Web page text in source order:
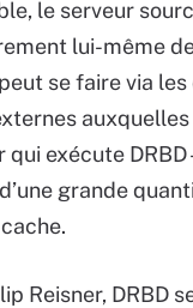
le serveur
lui-même
se faire via
auxquelles
qui exécute DRBD
grande
Reisner, DRBD